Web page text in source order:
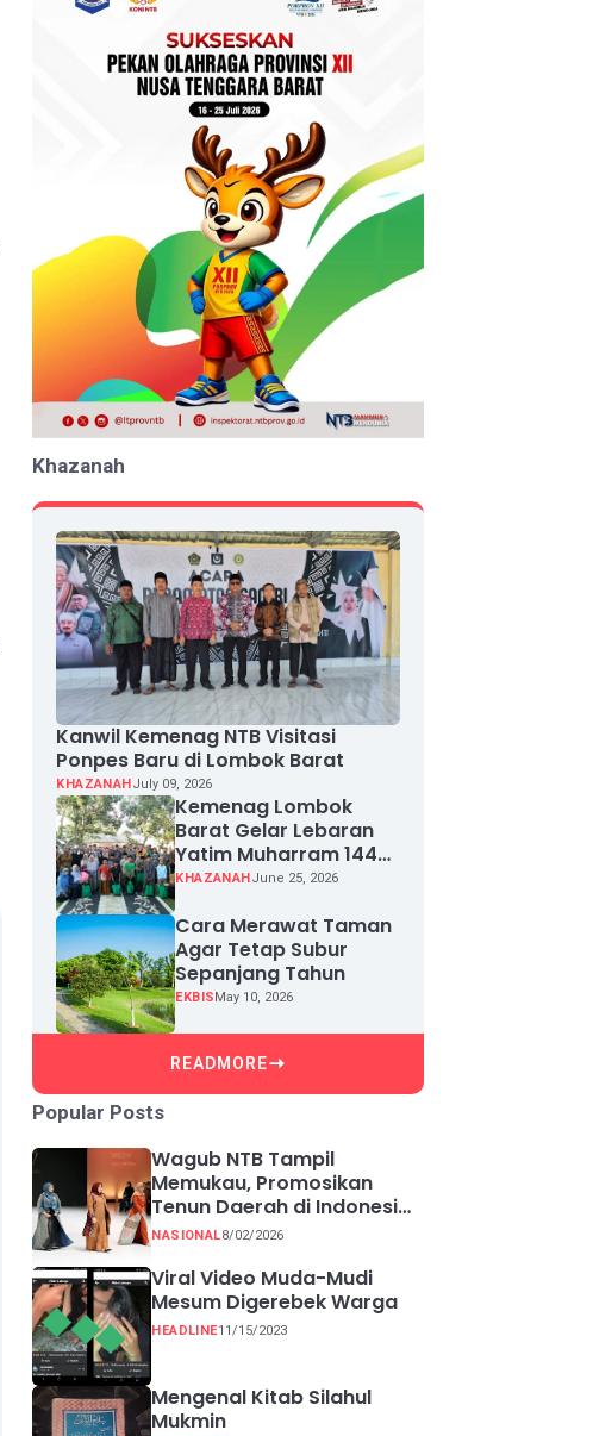
Khazanah
Kanwil Kemenag NTB Visitasi
Ponpes Baru di Lombok Barat
KHAZANAHJuly 09, 2026
Kemenag Lombok
Barat Gelar Lebaran
Yatim Muharram 1448
H, Puluhan Anak Yatim
KHAZANAHJune 25, 2026
Cara Merawat Taman
Agar Tetap Subur
Sepanjang Tahun
EKBISMay 10, 2026
READMORE
Popular Posts
Wagub NTB Tampil
Memukau, Promosikan
Tenun Daerah di Indonesia
Fashion Week 2026
NASIONAL8/02/2026
Viral Video Muda-Mudi
Mesum Digerebek Warga
HEADLINE11/15/2023
Mengenal Kitab Silahul
Mukmin